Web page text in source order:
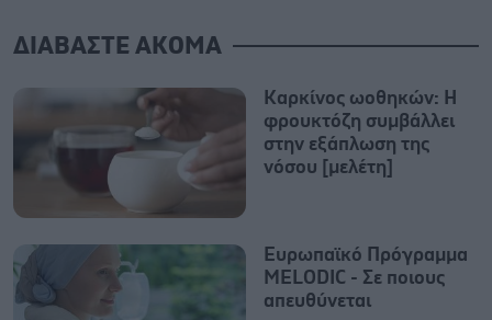
ΔΙΑΒΑΣΤΕ ΑΚΟΜΑ
Καρκίνος ωοθηκών: Η
φρουκτόζη συμβάλλει
στην εξάπλωση της
νόσου [μελέτη]
Ευρωπαϊκό Πρόγραμμα
MELODIC - Σε ποιους
απευθύνεται